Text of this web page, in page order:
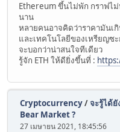
Ethereum ขึ้นไม่พัก กราฟไ
นาน
หลายคนอาจคิดว่าราคามันเ
และเทคโนโลยีของเหรียญซ
จะบอกว่าน่าสนใจทีเดียว
รู้จัก ETH ให้ดียิ่งขึ้นที่ :
Cryptocurrency/จะรู้ได้
Bear Market ?
27 เมษายน 2021, 18:45:56